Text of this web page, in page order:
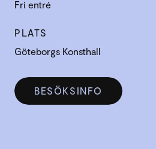
Fri entré
PLATS
Göteborgs Konsthall
BESÖKSINFO